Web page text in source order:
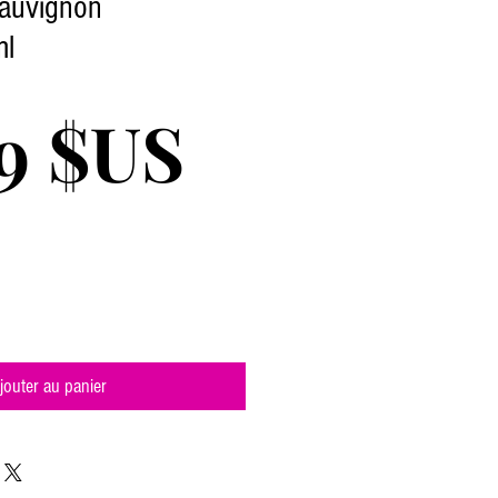
$US
au panier